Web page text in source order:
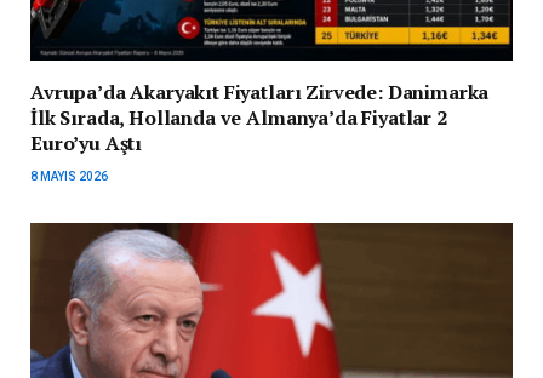
Avrupa’da Akaryakıt Fiyatları Zirvede: Danimarka
İlk Sırada, Hollanda ve Almanya’da Fiyatlar 2
Euro’yu Aştı
8 MAYIS 2026